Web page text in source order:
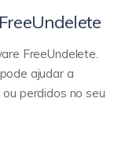
FreeUndelete.
ajudar a
perdidos no seu